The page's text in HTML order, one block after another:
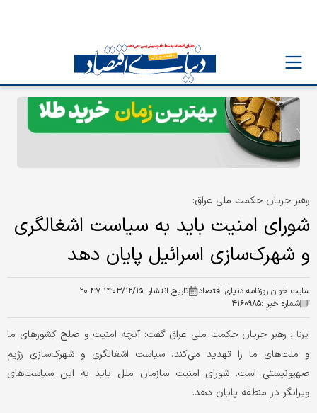
رهبر جریان حکمت ملی عراق:
شورای امنیت باید به سیاست اشغالگری
و شهرک‌سازی اسرائیل پایان دهد
سایت خوان روزنامه دنیای اقتصاد تاریخ انتشار :۱۴۰۳/۱۲/۱۵ ۲۰:۴۷
شماره خبر :۴۱۶۰۹۸۵
ایرنا : رهبر جریان حکمت ملی عراق گفت: آنچه امنیت و صلح کشورهای ما
و ملت‌های ما را تهدید می‌کند، سیاست اشغالگری و شهرک‌سازی رژیم
صهیونیستی است. شورای امنیت سازمان ملل باید به این سیاست‌های
ویرانگر در منطقه پایان دهد.